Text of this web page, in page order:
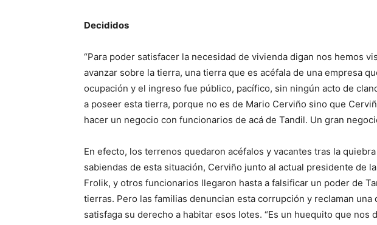
Decididos
“Para poder satisfacer la necesidad de vivienda digan nos hemos
avanzar sobre la tierra, una tierra que es acéfala de una empresa
ocupación y el ingreso fue público, pacífico, sin ningún acto de
a poseer esta tierra, porque no es de Mario Cerviño sino que
hacer un negocio con funcionarios de acá de Tandil. Un gran
En efecto, los terrenos quedaron acéfalos y vacantes tras la
sabiendas de esta situación, Cerviño junto al actual presidente de
Frolik, y otros funcionarios llegaron hasta a falsificar un poder de
tierras. Pero las familias denuncian esta corrupción y reclaman
satisfaga su derecho a habitar esos lotes. “Es un huequito que nos